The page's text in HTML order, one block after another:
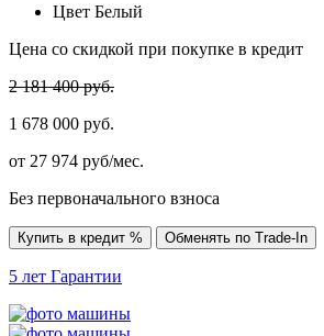
Цвет Белый
Цена со скидкой при покупке в кредит
2 181 400 руб.
1 678 000 руб.
от 27 974 руб/мес.
Без первоначального взноса
Купить в кредит % Обменять по Trade-In
5 лет Гарантии